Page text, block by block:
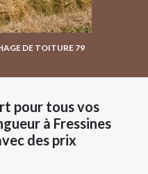
DE TOITURE 79
pour tous vos
à Fressines
des prix